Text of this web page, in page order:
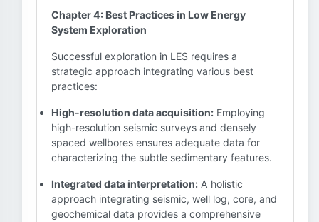
Chapter 4: Best Practices in Low Energy
System Exploration
Successful exploration in LES requires a
strategic approach integrating various best
practices:
High-resolution data acquisition: Employing
high-resolution seismic surveys and densely
spaced wellbores ensures adequate data for
characterizing the subtle sedimentary features.
Integrated data interpretation: A holistic
approach integrating seismic, well log, core, and
geochemical data provides a comprehensive